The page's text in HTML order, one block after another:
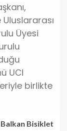
Uluslararası
Üyesi
UCI
birlikte
Bisiklet